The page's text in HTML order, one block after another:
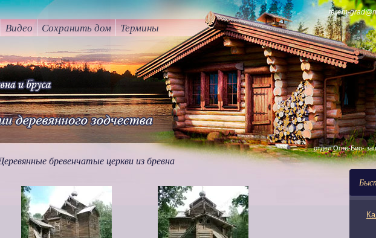
terem-
отдел Огне-Био-
Видео Сохранить дом Термины
бревенчатые церкви из бревна